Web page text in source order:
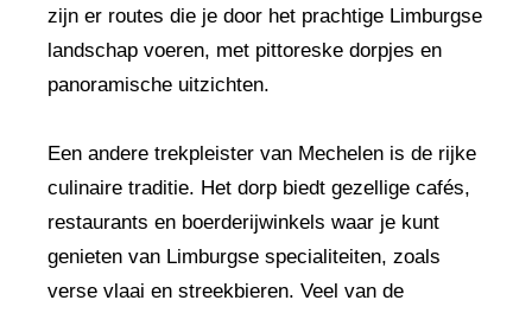
zijn er routes die je door het prachtige Limburgse
landschap voeren, met pittoreske dorpjes en
panoramische uitzichten.
Een andere trekpleister van Mechelen is de rijke
culinaire traditie. Het dorp biedt gezellige cafés,
restaurants en boerderijwinkels waar je kunt
genieten van Limburgse specialiteiten, zoals
verse vlaai en streekbieren. Veel van de